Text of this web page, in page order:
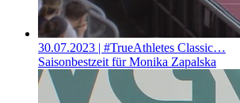
30.07.2023 | #TrueAthletes Classic…
Saisonbestzeit für Monika Zapalska